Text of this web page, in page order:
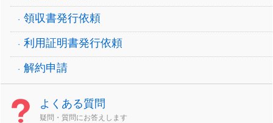
領収書発行依頼
利用証明書発行依頼
解約申請
よくある質問
疑問・質問にお答えします